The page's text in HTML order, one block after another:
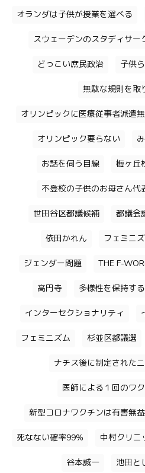
オランダは子供が授業を選べる
スウェーデンのスタディサー
どっこい庶民政治 子供
無駄な規則を取
オリンピックに医療従事者派遣
オリンピック要らない
お話を伺う目線 梅ヶ丘
不登校の子供のお母さん代
世田谷区都議候補 都議会
依田かれん フェミニ
ジェンダー問題 THE F-
高円寺 多様性を保持す
インターセクショナリティ
フェミニズム 杉並区都議選
ナチス後に制定された
医師による１回のワ
新型コロナワクチンは有害無益
死なない確率99% 中村クリニ
谷本誠一 池田と